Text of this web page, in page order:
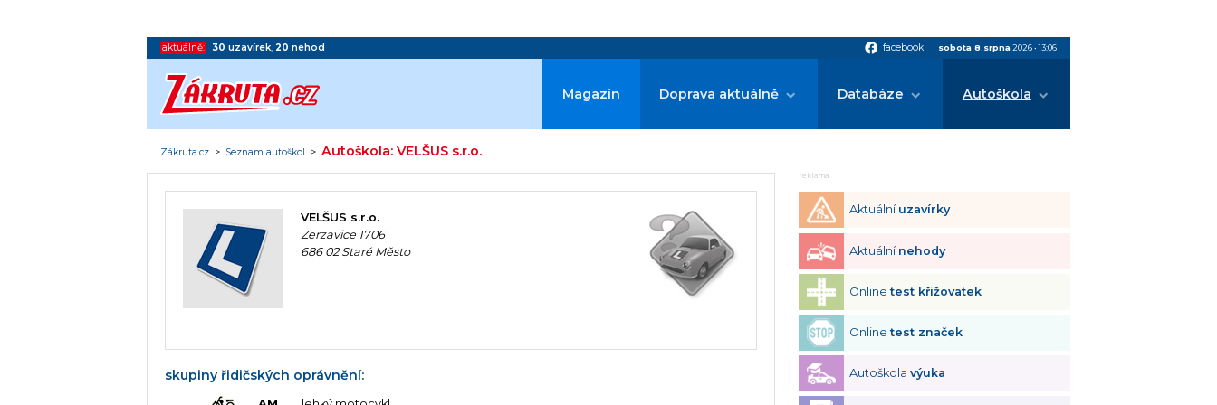
aktuálně: 30 uzavírek,20 nehod facebook facebook sobota 8.srpna 2026•13:06
Magazín Doprava aktuálně Databáze Autoškola
Zákruta.cz > Seznam autoškol >Autoškola: VELŠUS s.r.o.
VELŠUS s.r.o.
Zerzavice 1706
686 02 Staré Město
skupiny řidičských oprávnění:
reklama
Aktuální uzavírky
Aktuální nehody
Onlinetest křižovatek
Onlinetest značek
Autoškolavýuka